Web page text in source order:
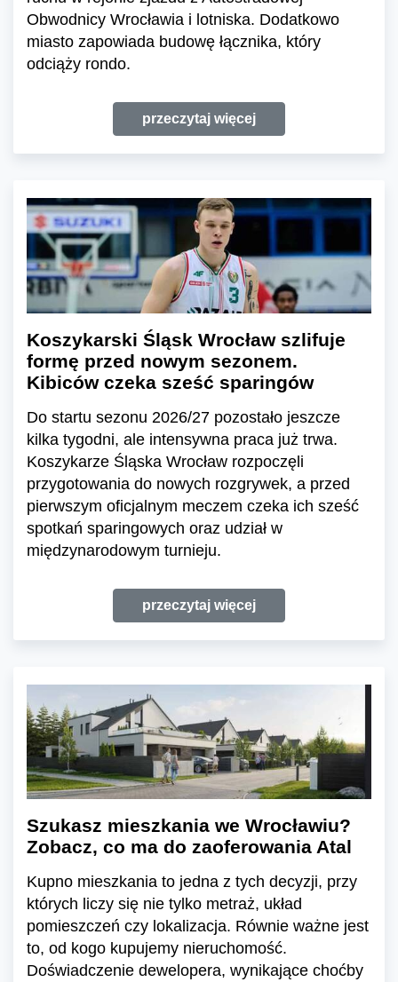
Obwodnicy Wrocławia i lotniska. Dodatkowo
miasto zapowiada budowę łącznika, który
odciąży rondo.
przeczytaj więcej
Koszykarski Śląsk Wrocław szlifuje
formę przed nowym sezonem.
Kibiców czeka sześć sparingów
Do startu sezonu 2026/27 pozostało jeszcze
kilka tygodni, ale intensywna praca już trwa.
Koszykarze Śląska Wrocław rozpoczęli
przygotowania do nowych rozgrywek, a przed
pierwszym oficjalnym meczem czeka ich sześć
spotkań sparingowych oraz udział w
międzynarodowym turnieju.
przeczytaj więcej
Szukasz mieszkania we Wrocławiu?
Zobacz, co ma do zaoferowania Atal
Kupno mieszkania to jedna z tych decyzji, przy
których liczy się nie tylko metraż, układ
pomieszczeń czy lokalizacja. Równie ważne jest
to, od kogo kupujemy nieruchomość.
Doświadczenie dewelopera, wynikające choćby